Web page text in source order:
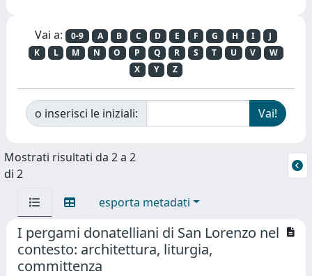
Vai a: 0-9 A B C D E F G H I
J
K
L M N O P Q R S T U V
W
X
Y Z
o inserisci le iniziali:
Mostrati risultati da 2 a 2
di 2
esporta metadati
I pergami donatelliani di San Lorenzo nel
contesto: architettura, liturgia,
committenza